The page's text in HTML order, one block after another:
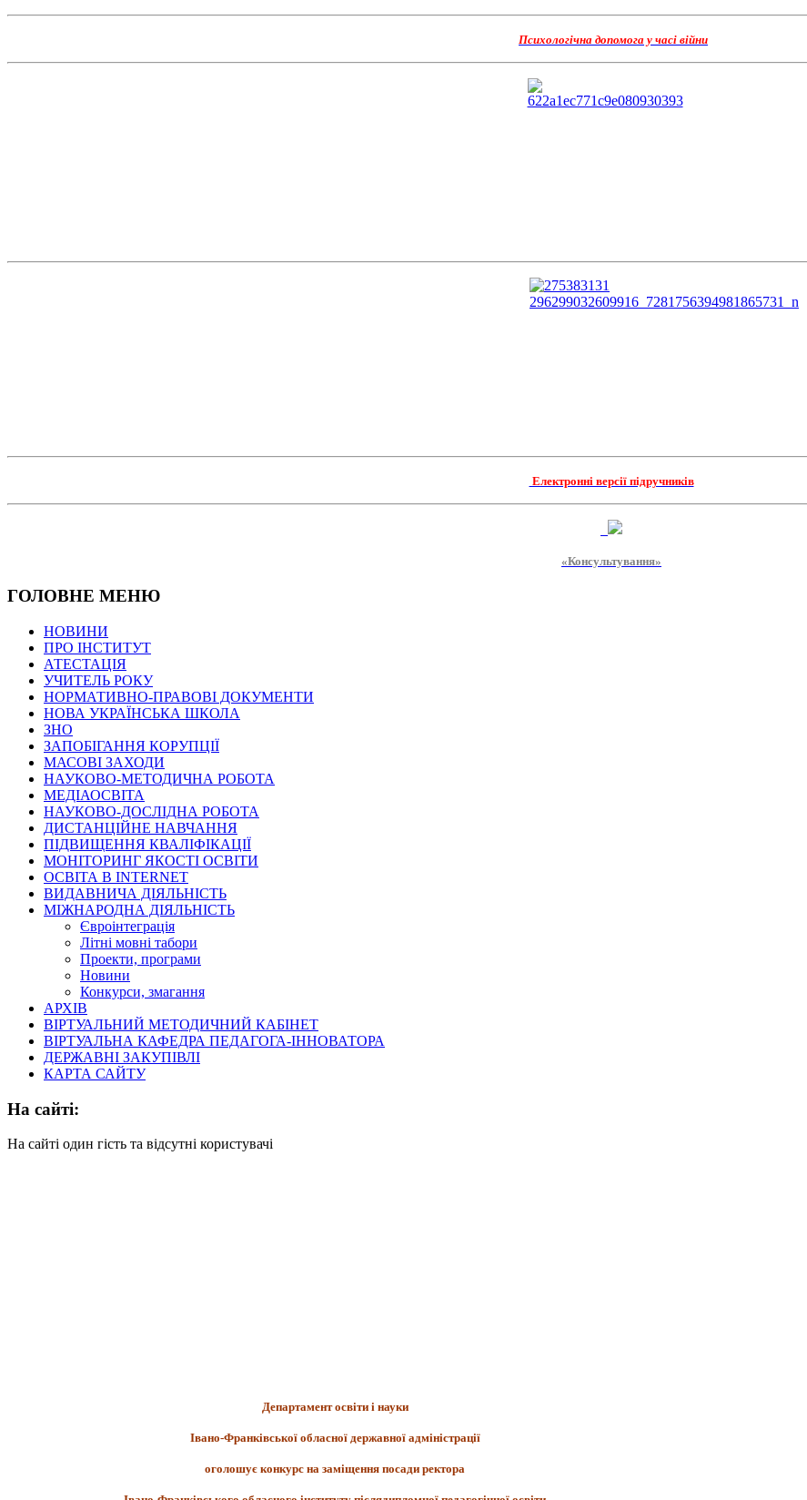
Психологічна допомога у часі війни
Електронні версії підручників
«Консультування»
ГОЛОВНЕ МЕНЮ
НОВИНИ
ПРО ІНСТИТУТ
АТЕСТАЦІЯ
УЧИТЕЛЬ РОКУ
НОРМАТИВНО-ПРАВОВІ ДОКУМЕНТИ
НОВА УКРАЇНСЬКА ШКОЛА
ЗНО
ЗАПОБІГАННЯ КОРУПЦІЇ
МАСОВІ ЗАХОДИ
НАУКОВО-МЕТОДИЧНА РОБОТА
МЕДІАОСВІТА
НАУКОВО-ДОСЛІДНА РОБОТА
ДИСТАНЦІЙНЕ НАВЧАННЯ
ПІДВИЩЕННЯ КВАЛІФІКАЦІЇ
МОНІТОРИНГ ЯКОСТІ ОСВІТИ
ОСВІТА В INTERNET
ВИДАВНИЧА ДІЯЛЬНІСТЬ
МІЖНАРОДНА ДІЯЛЬНІСТЬ
Євроінтеграція
Літні мовні табори
Проекти, програми
Новини
Конкурси, змагання
АРХІВ
ВІРТУАЛЬНИЙ МЕТОДИЧНИЙ КАБІНЕТ
ВІРТУАЛЬНА КАФЕДРА ПЕДАГОГА-ІННОВАТОРА
ДЕРЖАВНІ ЗАКУПІВЛІ
КАРТА САЙТУ
На сайті:
На сайті один гість та відсутні користувачі
Департамент освіти і науки
Івано-Франківської обласної державної адміністрації
оголошує конкурс на заміщення посади ректора